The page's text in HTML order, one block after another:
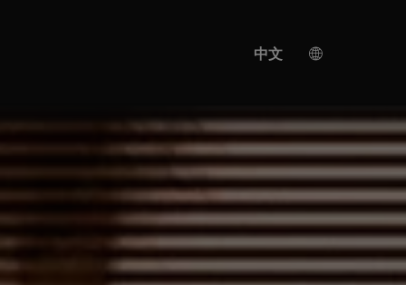
中文
人工智能翻译
西班牙语
乌克兰
土耳其语
意大利语